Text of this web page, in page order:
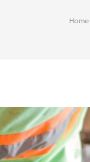
Home